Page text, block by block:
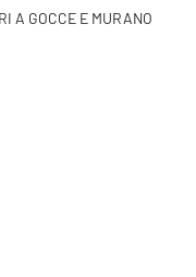
A GOCCE E MURANO